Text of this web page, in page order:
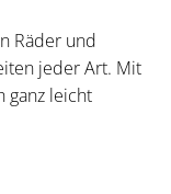
Räder und
jeder Art. Mit
ganz leicht